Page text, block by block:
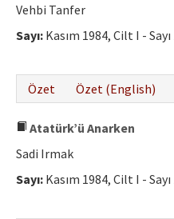
Vehbi Tanfer
Sayı: Kasım 1984, Cilt I - Sayı
Özet
Özet (English)
Atatürk’ü Anarken
Sadi Irmak
Sayı: Kasım 1984, Cilt I - Sayı